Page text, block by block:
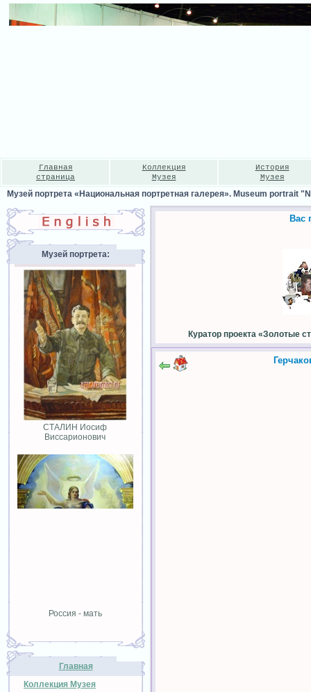
Главная
страница
Коллекция
Музея
История
Музея
Музей портрета «Национальная портретная галерея». Museum portrait
Музей портрета:
СТАЛИН Иосиф
Виссарионович
Россия - мать
Главная
Коллекция Музея
Вас
Куратор проекта «Золотые